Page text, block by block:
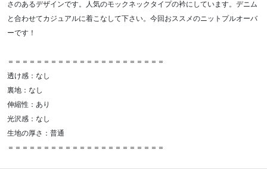
さのあるデザインです。人気のモックネックタイプの衿にしています。デニム
と合わせてカジュアルに着こなして下さい。今回おススメのニットプルオーバ
ーです！
＝＝＝＝＝＝＝＝＝＝＝＝＝＝＝＝＝＝＝＝＝＝
透け感：なし
裏地：なし
伸縮性：あり
光沢感：なし
生地の厚さ：普通
＝＝＝＝＝＝＝＝＝＝＝＝＝＝＝＝＝＝＝＝＝＝